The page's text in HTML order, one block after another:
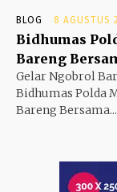
BLOG 8 AGUSTUS
Bidhumas
Bareng
Gelar Ngobrol
Bidhumas Polda
Bareng Bersama...